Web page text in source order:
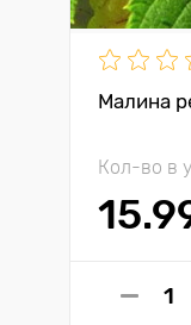
Малина
Кол-во в